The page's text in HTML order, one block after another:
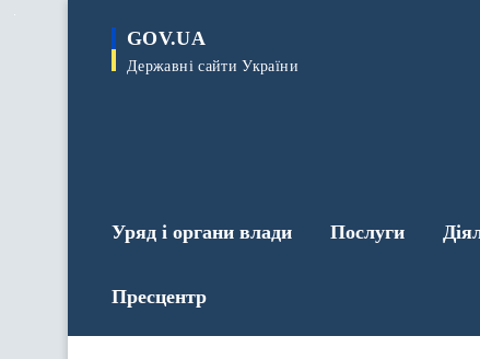
GOV.UA
Державні сайти України
Уряд і органи влади Послуги
Пресцентр